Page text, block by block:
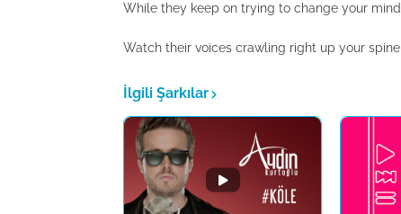
While they keep on trying to change your mind
Watch their voices crawling right up your spine
İlgili Şarkılar